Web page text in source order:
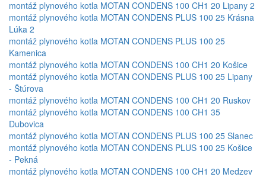
montáž plynového kotla MOTAN CONDENS 100 CH1 20 Lipany 2
montáž plynového kotla MOTAN CONDENS PLUS 100 25 Krásna
Lúka 2
montáž plynového kotla MOTAN CONDENS PLUS 100 25
Kamenica
montáž plynového kotla MOTAN CONDENS 100 CH1 20 Košice
montáž plynového kotla MOTAN CONDENS PLUS 100 25 Lipany
- Štúrova
montáž plynového kotla MOTAN CONDENS 100 CH1 20 Ruskov
montáž plynového kotla MOTAN CONDENS 100 CH1 35
Dubovica
montáž plynového kotla MOTAN CONDENS PLUS 100 25 Slanec
montáž plynového kotla MOTAN CONDENS PLUS 100 25 Košice
- Pekná
montáž plynového kotla MOTAN CONDENS 100 CH1 20 Medzev